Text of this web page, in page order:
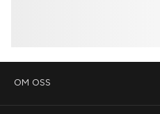
OM OSS